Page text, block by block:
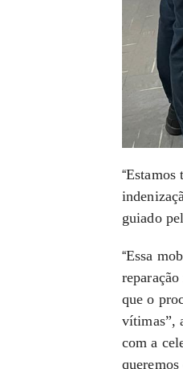
“Estamos
guiado
“Essa
que o
vítimas”,
com a